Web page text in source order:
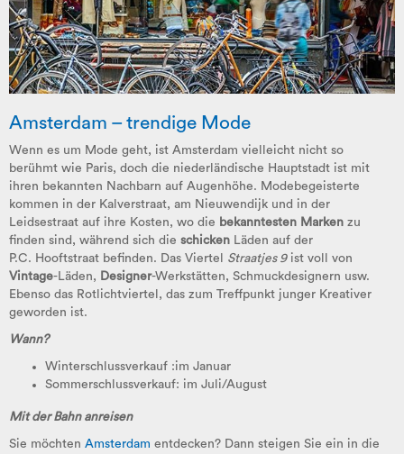
Amsterdam – trendige Mode
Wenn es um Mode geht, ist Amsterdam vielleicht nicht so
berühmt wie Paris, doch die niederländische Hauptstadt ist mit
ihren bekannten Nachbarn auf Augenhöhe. Modebegeisterte
kommen in der Kalverstraat, am Nieuwendijk und in der
Leidsestraat auf ihre Kosten, wo die bekanntesten Marken zu
finden sind, während sich die schicken Läden auf der
P.C. Hooftstraat befinden. Das Viertel Straatjes 9ist voll von
Vintage-Läden, Designer-Werkstätten, Schmuckdesignern usw.
Ebenso das Rotlichtviertel, das zum Treffpunkt junger Kreativer
geworden ist.
Wann?
Winterschlussverkauf :im Januar
Sommerschlussverkauf: im Juli/August
Mit der Bahn anreisen
Sie möchten Amsterdam entdecken? Dann steigen Sie ein in die